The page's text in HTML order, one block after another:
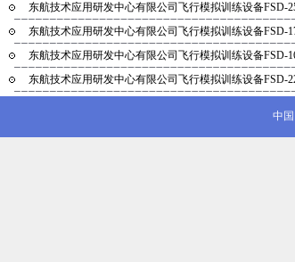
东航技术应用研发中心有限公司飞行模拟训练设备FSD-
东航技术应用研发中心有限公司飞行模拟训练设备FSD-
东航技术应用研发中心有限公司飞行模拟训练设备FSD-
东航技术应用研发中心有限公司飞行模拟训练设备FSD-
中